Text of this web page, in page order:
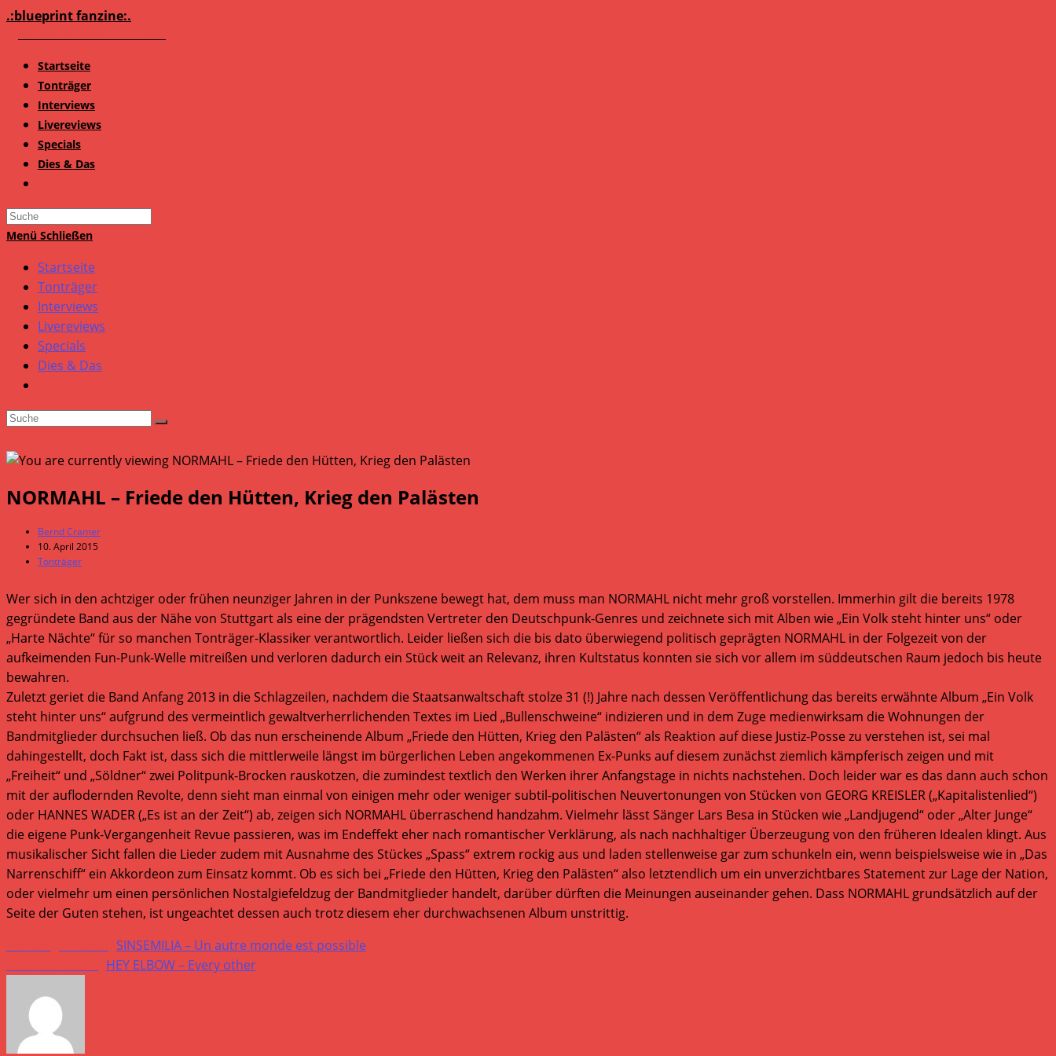
Zum
.:blueprint fanzine:.
Startseite
Tonträger
Interviews
Livereviews
Specials
Dies & Das
Search
this
Menü Schließen
Startseite
Tonträger
Interviews
Livereviews
Specials
Dies & Das
NORMAHL – Friede den Hütten, Krieg den Palästen
Beitrags-
Autor:
Bernd Cramer
Beitrag
veröffentlicht:
10. April 2015
Beitrags-
Tonträger
Wer sich in den achtziger oder frühen neunziger Jahren in der Punkszene bewegt hat, dem muss man NORMAHL nicht mehr groß vorstellen. Immerhin gilt die bereits 1978
gegründete Band aus der Nähe von Stuttgart als eine der prägendsten Vertreter den Deutschpunk-Genres und zeichnete sich mit Alben wie „Ein Volk steht hinter uns“ oder
„Harte Nächte“ für so manchen Tonträger-Klassiker verantwortlich. Leider ließen sich die bis dato überwiegend politisch geprägten NORMAHL in der Folgezeit von der
aufkeimenden Fun-Punk-Welle mitreißen und verloren dadurch ein Stück weit an Relevanz, ihren Kultstatus konnten sie sich vor allem im süddeutschen Raum jedoch bis heute
bewahren.
Zuletzt geriet die Band Anfang 2013 in die Schlagzeilen, nachdem die Staatsanwaltschaft stolze 31 (!) Jahre nach dessen Veröffentlichung das bereits erwähnte Album „Ein Volk
steht hinter uns“ aufgrund des vermeintlich gewaltverherrlichenden Textes im Lied „Bullenschweine“ indizieren und in dem Zuge medienwirksam die Wohnungen der
Bandmitglieder durchsuchen ließ. Ob das nun erscheinende Album „Friede den Hütten, Krieg den Palästen“ als Reaktion auf diese Justiz-Posse zu verstehen ist, sei mal
dahingestellt, doch Fakt ist, dass sich die mittlerweile längst im bürgerlichen Leben angekommenen Ex-Punks auf diesem zunächst ziemlich kämpferisch zeigen und mit
„Freiheit“ und „Söldner“ zwei Politpunk-Brocken rauskotzen, die zumindest textlich den Werken ihrer Anfangstage in nichts nachstehen. Doch leider war es das dann auch schon
mit der auflodernden Revolte, denn sieht man einmal von einigen mehr oder weniger subtil-politischen Neuvertonungen von Stücken von GEORG KREISLER („Kapitalistenlied“)
oder HANNES WADER („Es ist an der Zeit“) ab, zeigen sich NORMAHL überraschend handzahm. Vielmehr lässt Sänger Lars Besa in Stücken wie „Landjugend“ oder „Alter Junge“
die eigene Punk-Vergangenheit Revue passieren, was im Endeffekt eher nach romantischer Verklärung, als nach nachhaltiger Überzeugung von den früheren Idealen klingt. Aus
musikalischer Sicht fallen die Lieder zudem mit Ausnahme des Stückes „Spass“ extrem rockig aus und laden stellenweise gar zum schunkeln ein, wenn beispielsweise wie in „Das
Narrenschiff“ ein Akkordeon zum Einsatz kommt. Ob es sich bei „Friede den Hütten, Krieg den Palästen“ also letztendlich um ein unverzichtbares Statement zur Lage der Nation,
oder vielmehr um einen persönlichen Nostalgiefeldzug der Bandmitglieder handelt, darüber dürften die Meinungen auseinander gehen. Dass NORMAHL grundsätzlich auf der
Seite der Guten stehen, ist ungeachtet dessen auch trotz diesem eher durchwachsenen Album unstrittig.
Weitere
Artikel
ansehen
SINSEMILIA – Un autre monde est possible
HEY ELBOW – Every other